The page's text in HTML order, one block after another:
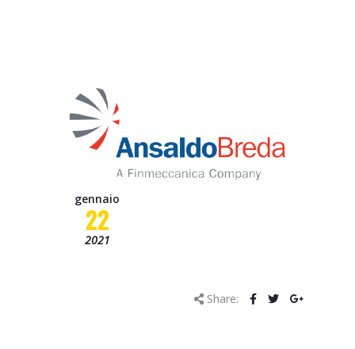
Progetto Smart&Start
Progetto IADIPGI
gennaio
22
2021
Share: